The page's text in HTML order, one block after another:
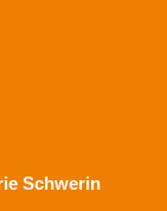
Schwerin